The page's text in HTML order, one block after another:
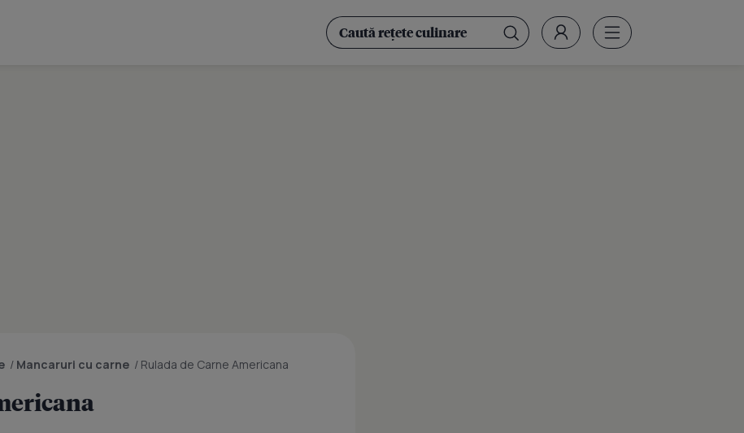
/ Mancaruri cu carne / Rulada de Carne Americana